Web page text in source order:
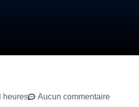
heures
Aucun commentaire